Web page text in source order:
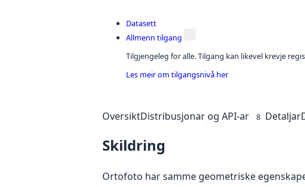
Datasett
Allmenn tilgang
Tilgjengeleg for alle. Tilgang kan likevel krevje
Les meir om tilgangsnivå her
OversiktDistribusjonar og API-ar 8 Detaljar
Skildring
Ortofoto har samme geometriske